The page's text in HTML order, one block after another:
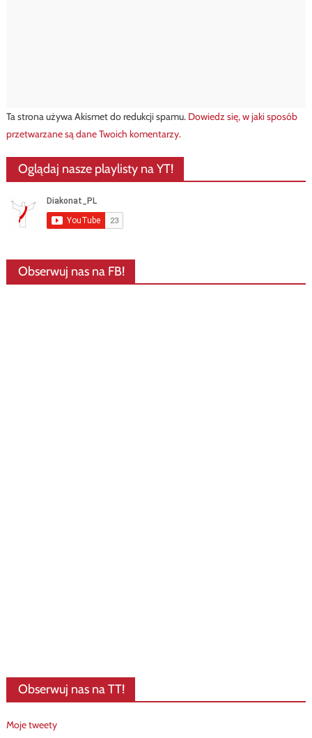
Ta strona używa Akismet do redukcji spamu. Dowiedz się, w jaki sposób
przetwarzane są dane Twoich komentarzy.
Oglądaj nasze playlisty na YT!
Obserwuj nas na FB!
Obserwuj nas na TT!
Moje tweety